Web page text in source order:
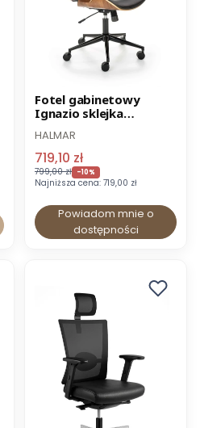
Promocja
-8% z kodem BIUROWE
Fotel gabinetowy
Ignazio sklejka
HALMAR
719,10 zł
799,00 zł -10%
Najniższa cena: 719,00 zł
Powiadom mnie o
dostępności